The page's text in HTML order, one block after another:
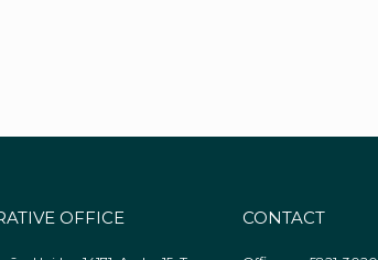
OFFICE CONTACT